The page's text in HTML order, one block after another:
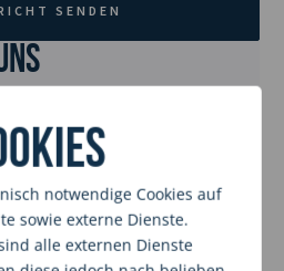
SENDEN
notwendige Cookies auf
sowie externe Dienste.
alle externen Dienste